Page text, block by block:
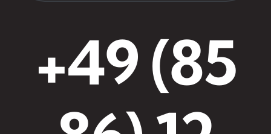
+49 (85